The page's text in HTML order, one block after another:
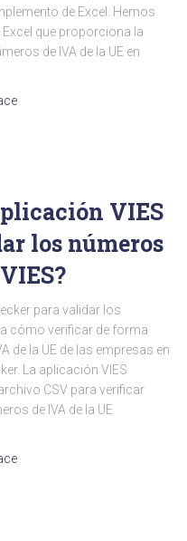
de Excel. Hemos
que proporciona la
de IVA de la UE en
VIES
los números
para validar los
cómo verificar de forma
de la UE de las empresas en
La aplicación VIES
CSV para verificar
de IVA de la UE